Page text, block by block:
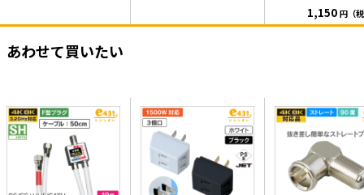
ラグ」を採用。 特徴 ・
180°可動なプラグ
1,150 円（
あわせて買いたい